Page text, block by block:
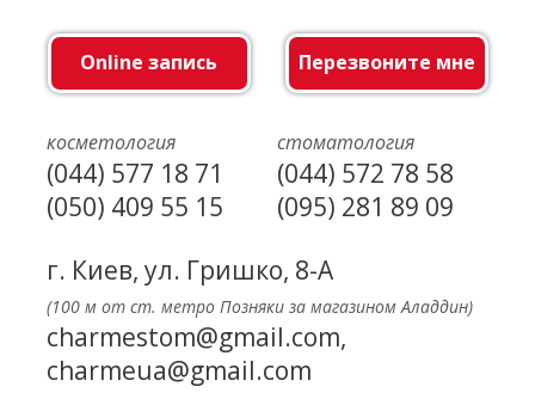
Online запись Перезвоните мне
косметология
(044) 577 18 71
(050) 409 55 15
стоматология
(044) 572 78 58
(095) 281 89 09
г. Киев, ул. Гришко, 8-А
(100 м от ст. метро Позняки за магазином Аладдин)
charmestom@gmail.com,
charmeua@gmail.com